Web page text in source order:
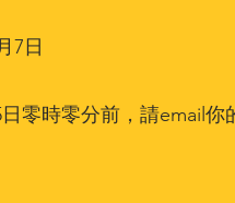
7日
零時零分前，請email你